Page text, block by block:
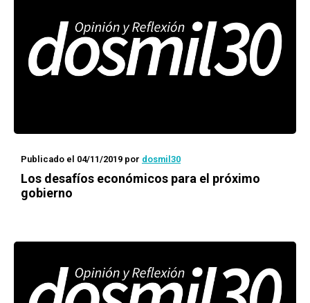
Publicado el 04/11/2019 por dosmil30
Los desafíos económicos para el próximo
gobierno